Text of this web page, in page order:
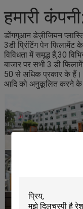
हमारी
डोंगगुआन डेज़ीजियन
3डी प्रिंटिंग पेन फिलामेंट
विविधता में समृद्ध हैं,30
बाजार पर सभी 3 डी
50 से अधिक प्रकार के हैं।
आदि को अनुकूलित करने के